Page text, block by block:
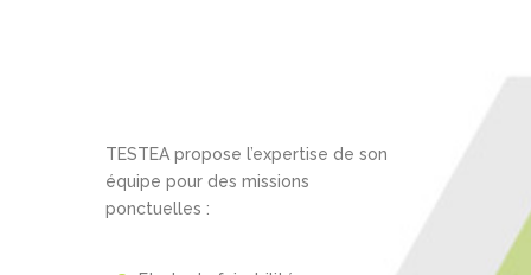
TESTEA propose l’expertise de son
équipe pour des missions
ponctuelles :